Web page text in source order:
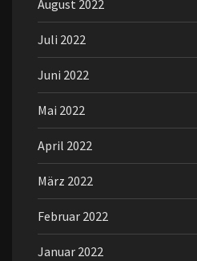
August 2022
Juli 2022
Juni 2022
Mai 2022
April 2022
März 2022
Februar 2022
Januar 2022